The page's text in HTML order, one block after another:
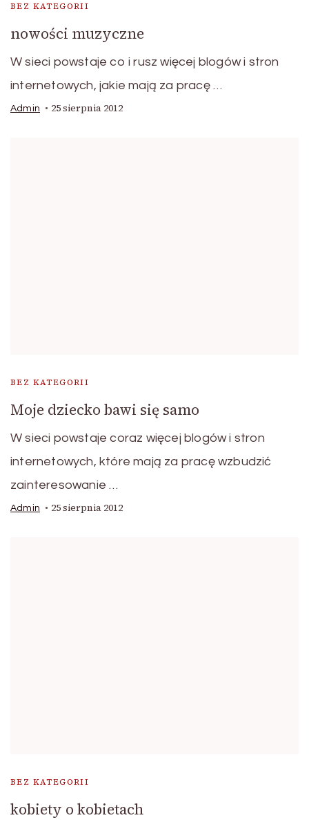
BEZ KATEGORII
nowości muzyczne
W sieci powstaje co i rusz więcej blogów i stron
internetowych, jakie mają za pracę …
Admin 25 sierpnia 2012
BEZ KATEGORII
Moje dziecko bawi się samo
W sieci powstaje coraz więcej blogów i stron
internetowych, które mają za pracę wzbudzić
zainteresowanie …
Admin 25 sierpnia 2012
BEZ KATEGORII
kobiety o kobietach